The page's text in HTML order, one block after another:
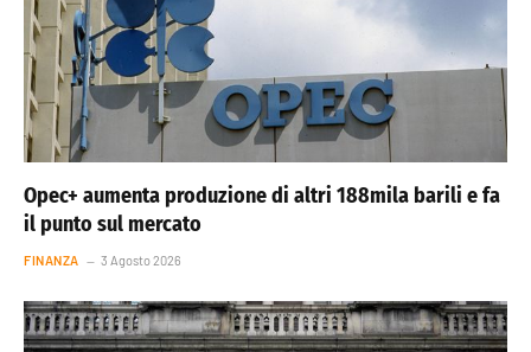
Opec+ aumenta produzione di altri 188mila barili e fa
il punto sul mercato
FINANZA 3 Agosto 2026